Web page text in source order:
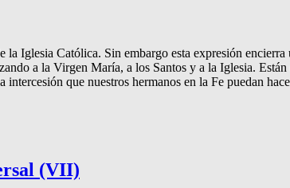
la Iglesia Católica. Sin embargo esta expresión
a la Virgen María, a los Santos y a la Iglesia.
que nuestros hermanos en la Fe puedan
(VII)